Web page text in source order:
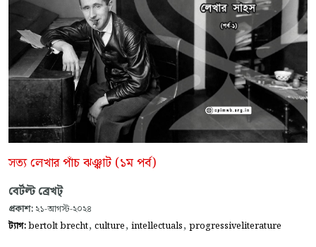
সত্য লেখার পাঁচ ঝঞ্ঝাট (১ম পর্ব)
বের্টল্ট ব্রেখট্
প্রকাশ: ২১-আগস্ট-২০২৪
ট্যাগ:bertolt brecht, culture, intellectuals, progressiveliterature